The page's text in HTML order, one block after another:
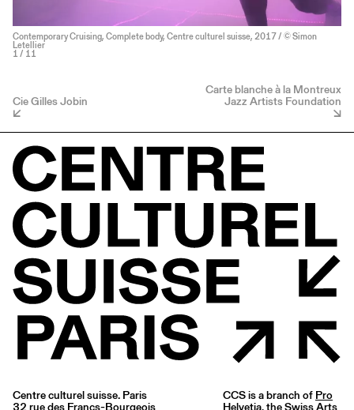
Contemporary Cruising, Complete body, Centre culturel suisse, 2017 / © Simon
Letellier
1 / 11
Cie Gilles Jobin
Carte blanche à la Montreux
Jazz Artists Foundation
Centre culturel suisse. Paris CCS is a branch of Pro